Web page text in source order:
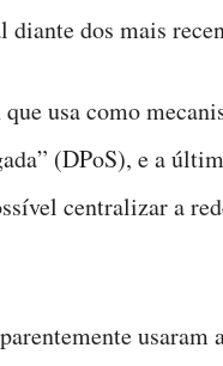
dos mais
usa como
(DPoS), e a
centralizar a